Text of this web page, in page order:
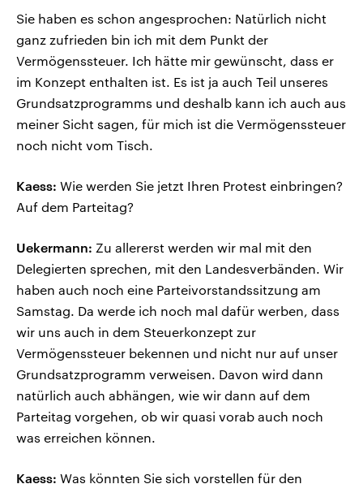
Sie haben es schon angesprochen: Natürlich nicht
ganz zufrieden bin ich mit dem Punkt der
Vermögenssteuer. Ich hätte mir gewünscht, dass er
im Konzept enthalten ist. Es ist ja auch Teil unseres
Grundsatzprogramms und deshalb kann ich auch aus
meiner Sicht sagen, für mich ist die Vermögenssteuer
noch nicht vom Tisch.
Kaess: Wie werden Sie jetzt Ihren Protest einbringen?
Auf dem Parteitag?
Uekermann: Zu allererst werden wir mal mit den
Delegierten sprechen, mit den Landesverbänden. Wir
haben auch noch eine Parteivorstandssitzung am
Samstag. Da werde ich noch mal dafür werben, dass
wir uns auch in dem Steuerkonzept zur
Vermögenssteuer bekennen und nicht nur auf unser
Grundsatzprogramm verweisen. Davon wird dann
natürlich auch abhängen, wie wir dann auf dem
Parteitag vorgehen, ob wir quasi vorab auch noch
was erreichen können.
Kaess: Was könnten Sie sich vorstellen für den